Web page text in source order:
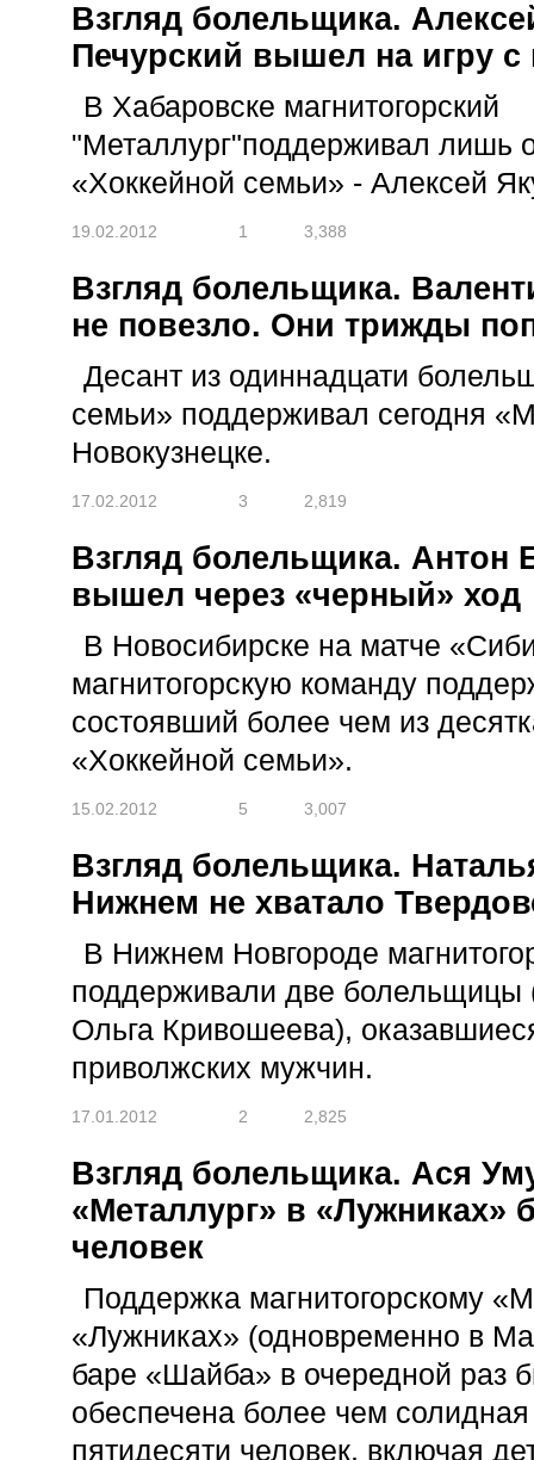
Взгляд болельщика.
Печурский вышел на игру
В Хабаровске магнитогорский
"Металлург"поддерживал лишь
«Хоккейной семьи» - Алексей
19.02.2012 1 3,388
Взгляд болельщика.
не повезло. Они трижды
Десант из одиннадцати
семьи» поддерживал сегодня
Новокузнецке.
17.02.2012 3 2,819
Взгляд болельщика. Антон
вышел через «черный» ход
В Новосибирске на матче
магнитогорскую команду
состоявший более чем из
«Хоккейной семьи».
15.02.2012 5 3,007
Взгляд болельщика.
Нижнем не хватало
В Нижнем Новгороде
поддерживали две болельщицы
Ольга Кривошеева),
приволжских мужчин.
17.01.2012 2 2,825
Взгляд болельщика. Ася
«Металлург» в «Лужниках»
человек
Поддержка магнитогорскому
«Лужниках» (одновременно в
баре «Шайба» в очередной раз
обеспечена более чем
пятидесяти человек, включая